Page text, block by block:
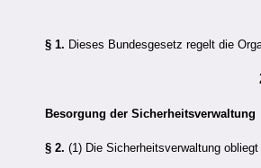
§ 1. Dieses Bundesgesetz regelt die
Besorgung der Sicherheitsverwaltung
§ 2. (1) Die Sicherheitsverwaltung